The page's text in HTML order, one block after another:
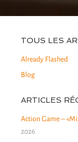
TOUS LES
Already Flashed
Blog
ARTICLES
Action Game –
2026